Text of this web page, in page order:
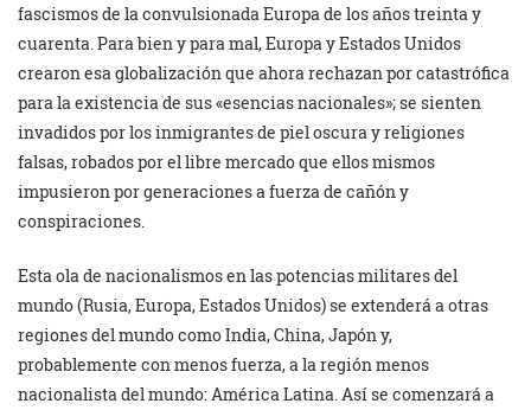
fascismos de la convulsionada Europa de los años treinta y
cuarenta. Para bien y para mal, Europa y Estados Unidos
crearon esa globalización que ahora rechazan por catastrófica
para la existencia de sus «esencias nacionales»; se sienten
invadidos por los inmigrantes de piel oscura y religiones
falsas, robados por el libre mercado que ellos mismos
impusieron por generaciones a fuerza de cañón y
conspiraciones.
Esta ola de nacionalismos en las potencias militares del
mundo (Rusia, Europa, Estados Unidos) se extenderá a otras
regiones del mundo como India, China, Japón y,
probablemente con menos fuerza, a la región menos
nacionalista del mundo: América Latina. Así se comenzará a